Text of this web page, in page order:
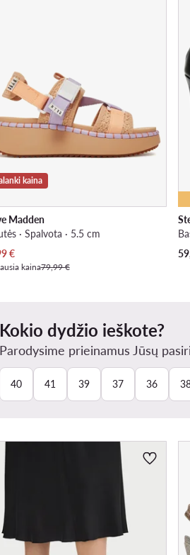
kaina
Madden
· Spalvota · 5.5 cm
kaina
€
kaina79,99 €
Kokio dydžio ieškote?
Parodysime prieinamus Jūsų
40 41 39 37 36